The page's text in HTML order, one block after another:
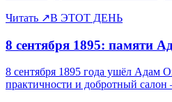
Читать ↗В ЭТОТ ДЕНЬ
8 сентября 1895: памяти
8 сентября 1895 года ушёл Адам
практичности и добротный